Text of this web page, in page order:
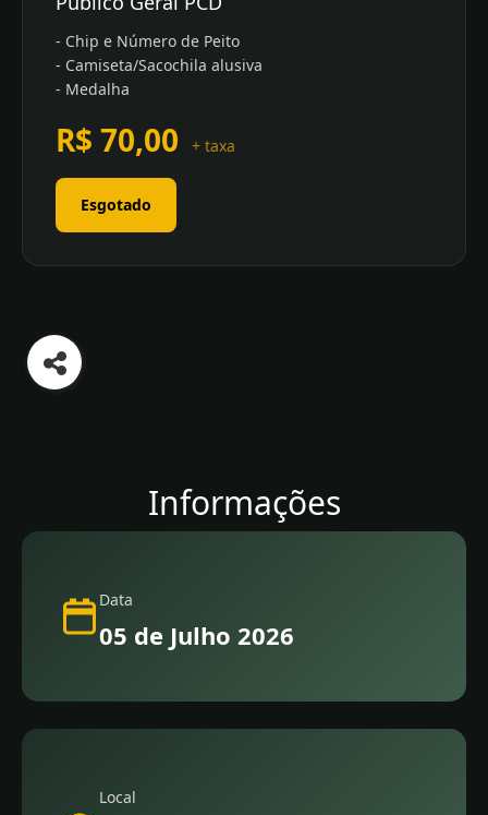
- Chip e Número de Peito
- Camiseta/Sacochila alusiva
- Medalha
R$ 70,00 + taxa
Esgotado
Informações
Data
05 de Julho 2026
Local